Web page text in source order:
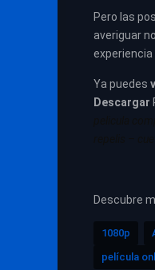
Pero las
averiguar
experiencia
Ya puedes
Descargar
Descubre
1080p
película